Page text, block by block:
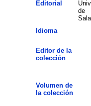
Editorial
de
Idioma
Editor de la
colección
Volumen de
la colección